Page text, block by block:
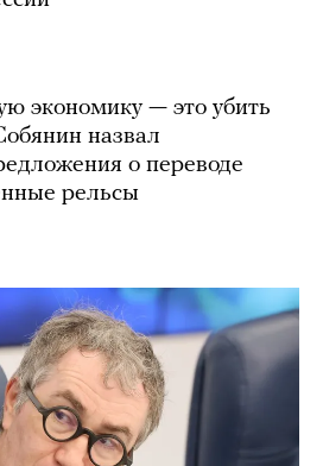
экономику — это убить
назвал
о переводе
рельсы